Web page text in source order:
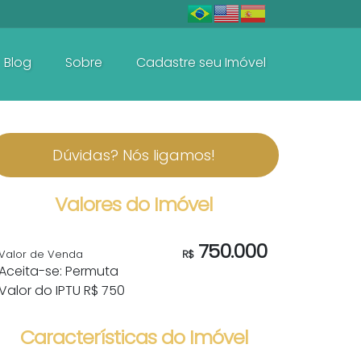
Cadastre seu Imóvel
Sobre
Blog
Dúvidas? Nós ligamos!
Valores do Imóvel
R$750.000
de Venda
se: Permuta
do IPTU R$ 750
Características do Imóvel